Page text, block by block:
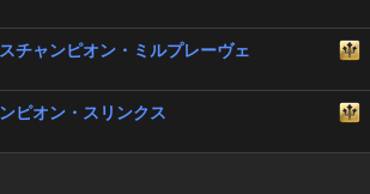
チャンピオン・ミルプレーヴェ
ピオン・スリンクス